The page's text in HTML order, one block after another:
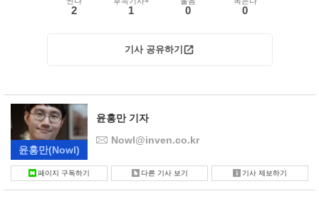
2 1 0 0
기사 공유하기
윤홍만(Nowl)
윤홍만 기자
Nowl@inven.co.kr
페이지 구독하기 다른 기사 보기 기사 제보하기